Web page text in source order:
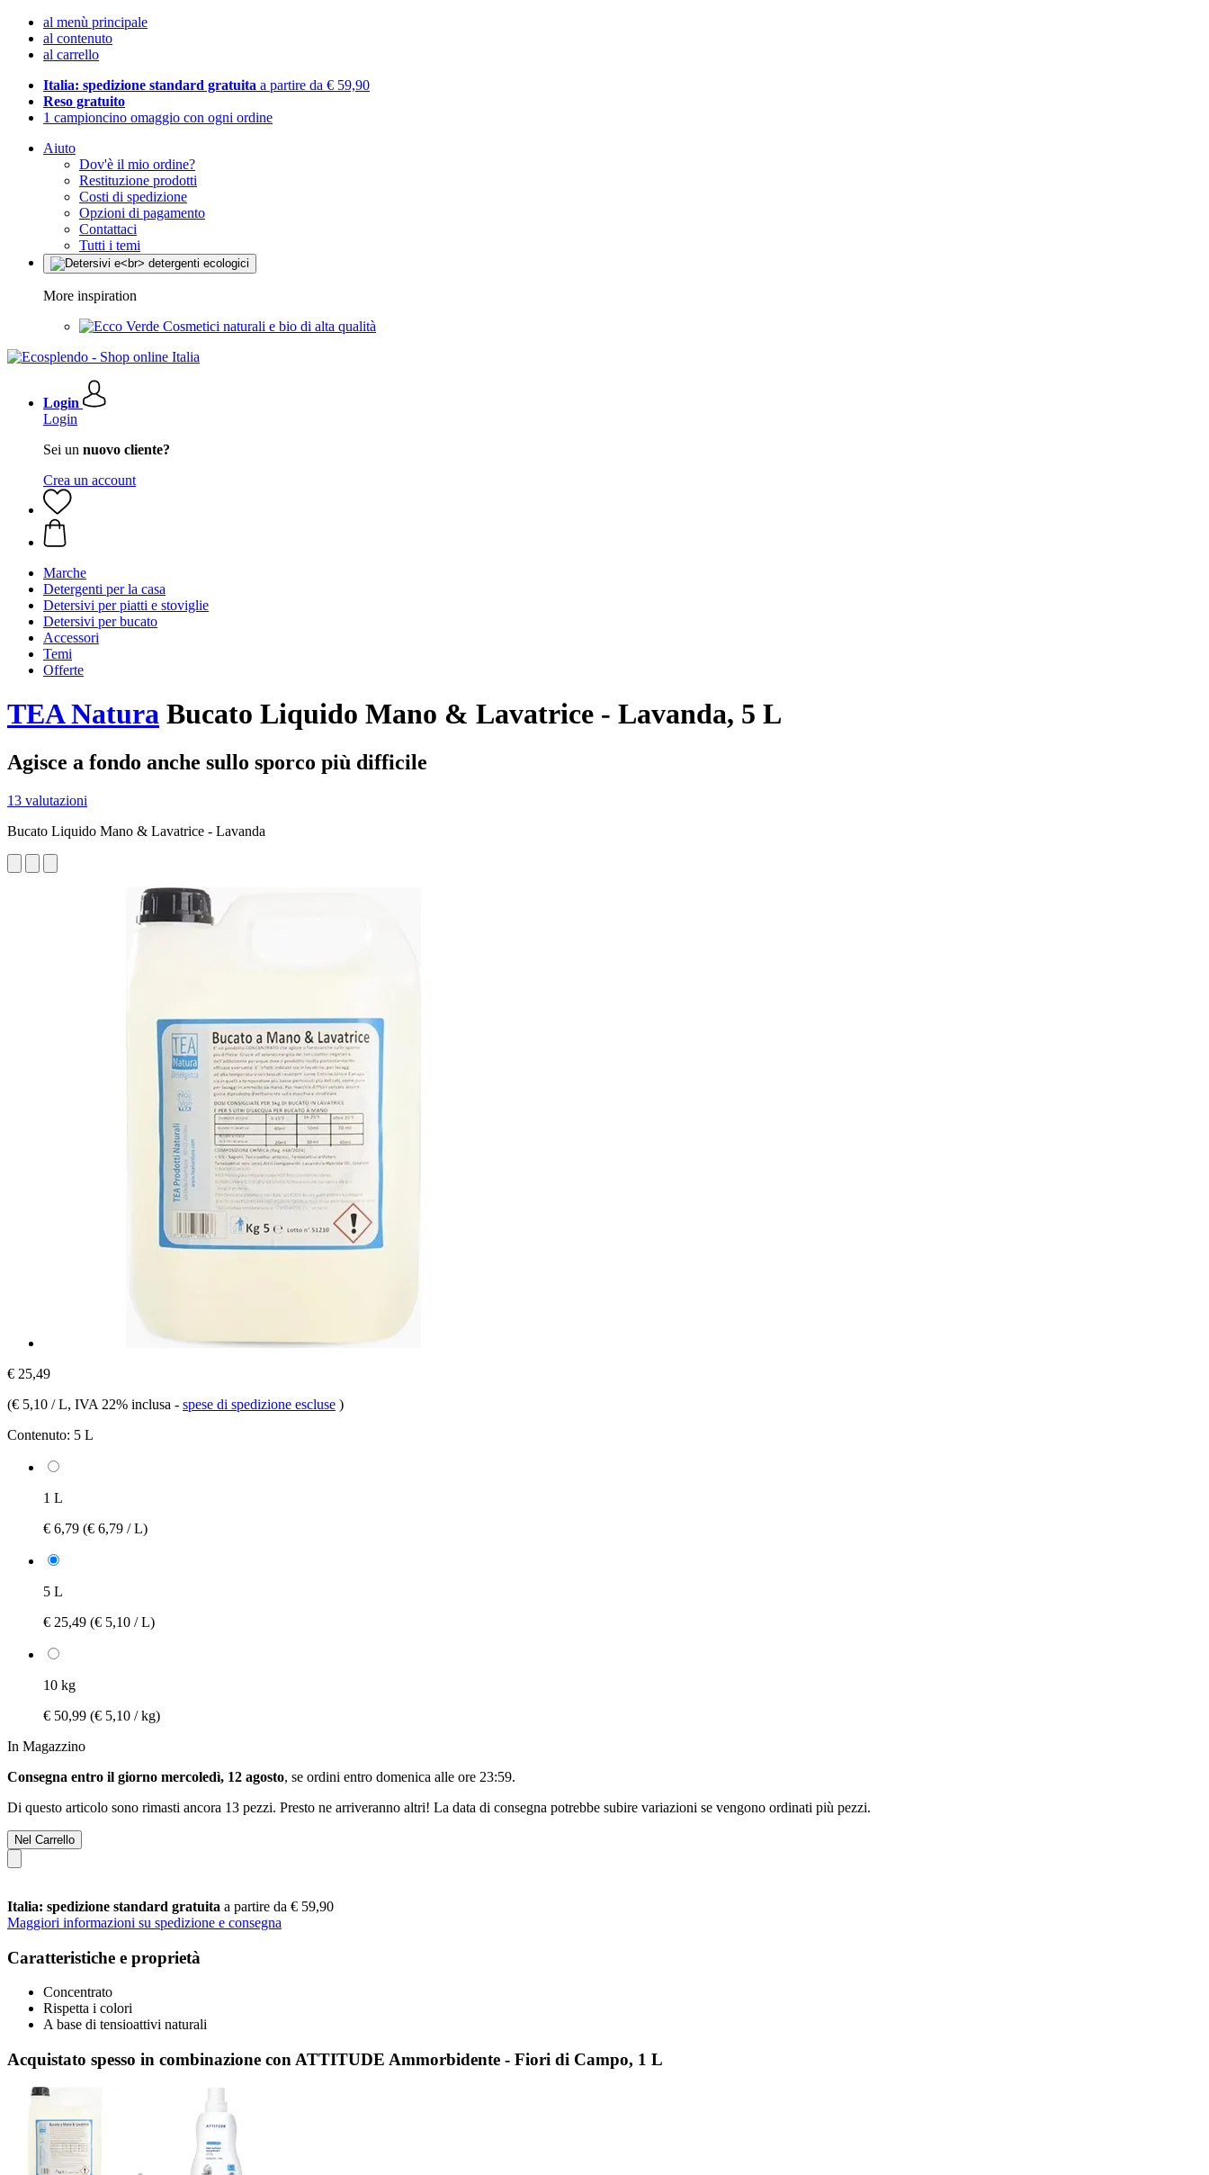
al menù principale
al contenuto
al carrello
Italia: spedizione standard gratuita a partire da € 59,90
Reso gratuito
1 campioncino omaggio con ogni ordine
Aiuto
Dov'è il mio ordine?
Restituzione prodotti
Costi di spedizione
Opzioni di pagamento
Contattaci
Tutti i temi
More inspiration
Cosmetici naturali e bio di alta qualità
Login
Login
Sei un nuovo cliente?
Crea un account
Marche
Detergenti per la casa
Detersivi per piatti e stoviglie
Detersivi per bucato
Accessori
Temi
Offerte
TEA Natura Bucato Liquido Mano & Lavatrice - Lavanda, 5 L
Agisce a fondo anche sullo sporco più difficile
13 valutazioni
Bucato Liquido Mano & Lavatrice - Lavanda
€ 25,49
(€ 5,10 / L, IVA 22% inclusa - spese di spedizione escluse )
Contenuto: 5 L
1 L
€ 6,79 (€ 6,79 / L)
5 L
€ 25,49 (€ 5,10 / L)
10 kg
€ 50,99 (€ 5,10 / kg)
In Magazzino
Consegna entro il giorno mercoledì, 12 agosto, se ordini entro domenica alle ore 23:59.
Di questo articolo sono rimasti ancora 13 pezzi. Presto ne arriveranno altri! La data di consegna potrebbe subire variazioni se vengono ordinati più pezzi.
Nel Carrello
Italia: spedizione standard gratuita a partire da € 59,90
Maggiori informazioni su spedizione e consegna
Caratteristiche e proprietà
Concentrato
Rispetta i colori
A base di tensioattivi naturali
Acquistato spesso in combinazione con ATTITUDE Ammorbidente - Fiori di Campo, 1 L